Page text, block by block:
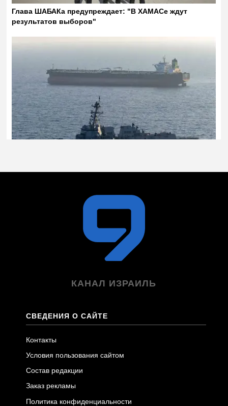
КАНАЛ ИЗРАИЛЬ
СВЕДЕНИЯ О САЙТЕ
Контакты
Условия пользования сайтом
Состав редакции
Заказ рекламы
Политика конфиденциальности